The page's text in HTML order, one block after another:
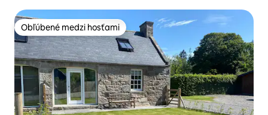
Obľúbené medzi hosťami
Obľúbené medzi hosťami